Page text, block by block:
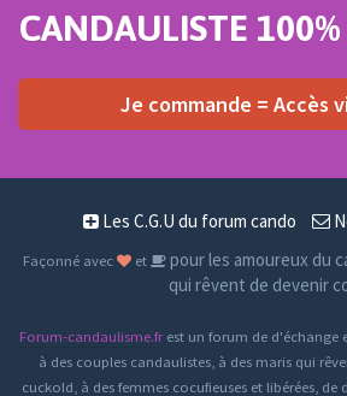
CANDAULISTE 100%
Je commande = Accès
Les C.G.U du forum cando
Façonné avec et
pour les amoureux du
qui rêvent de devenir
Forum-candaulisme.frest un forum de d'échange
à des couples candaulistes, à des maris qui
cuckold, à des femmes cocufieuses et libérées, de